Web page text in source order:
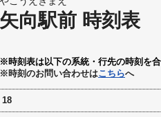
矢向駅前 時刻表
※時刻表は以下の系統・行先の時刻を
※時刻のお問い合わせはこちらへ
18